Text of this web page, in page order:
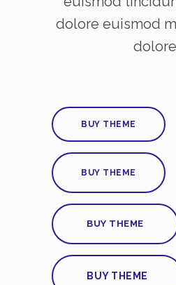
dolore euismod
BUY THEME
BUY THEME
BUY THEME
BUY THEME